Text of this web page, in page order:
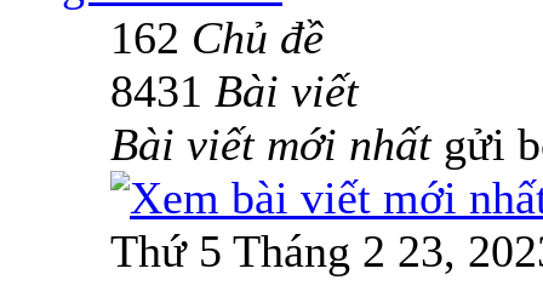
162 Chủ đề
8431 Bài viết
Bài viết mới nhấtgửi
Thứ 5 Tháng 2 23,